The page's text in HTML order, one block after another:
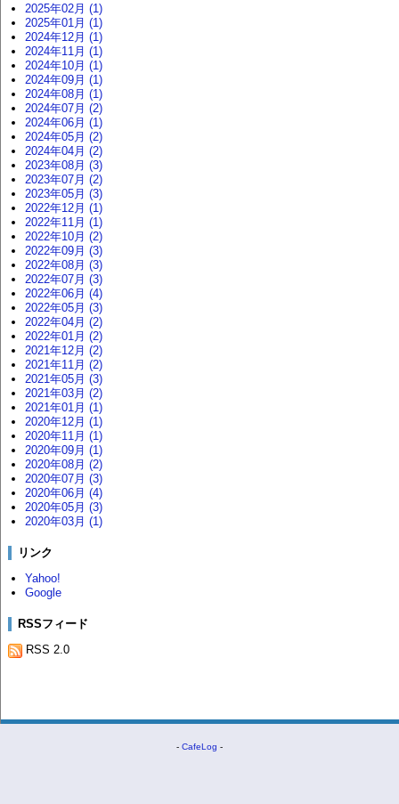
2025年02月 (1)
2025年01月 (1)
2024年12月 (1)
2024年11月 (1)
2024年10月 (1)
2024年09月 (1)
2024年08月 (1)
2024年07月 (2)
2024年06月 (1)
2024年05月 (2)
2024年04月 (2)
2023年08月 (3)
2023年07月 (2)
2023年05月 (3)
2022年12月 (1)
2022年11月 (1)
2022年10月 (2)
2022年09月 (3)
2022年08月 (3)
2022年07月 (3)
2022年06月 (4)
2022年05月 (3)
2022年04月 (2)
2022年01月 (2)
2021年12月 (2)
2021年11月 (2)
2021年05月 (3)
2021年03月 (2)
2021年01月 (1)
2020年12月 (1)
2020年11月 (1)
2020年09月 (1)
2020年08月 (2)
2020年07月 (3)
2020年06月 (4)
2020年05月 (3)
2020年03月 (1)
リンク
Yahoo!
Google
RSSフィード
RSS 2.0
- CafeLog -